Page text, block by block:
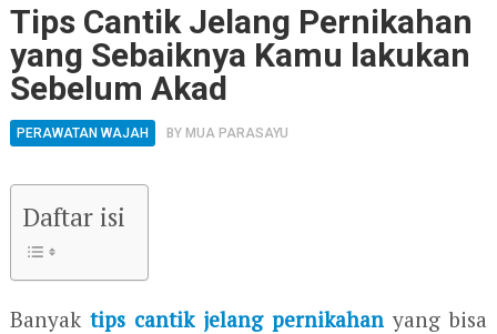
Tips Cantik Jelang Pernikahan
yang Sebaiknya Kamu lakukan
Sebelum Akad
PERAWATAN WAJAH BY MUA PARASAYU
Daftar isi
Banyak tips cantik jelang pernikahan yang bisa